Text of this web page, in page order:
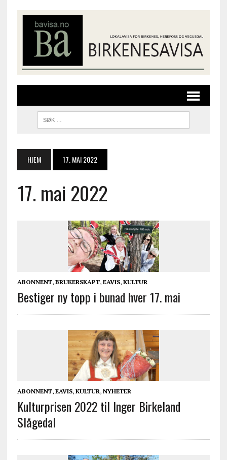
HJEM 17. MAI 2022
17. mai 2022
ABONNENT, BRUKERSKAPT, EAVIS, KULTUR
Bestiger ny topp i bunad hver 17. mai
ABONNENT, EAVIS, KULTUR, NYHETER
Kulturprisen 2022 til Inger Birkeland
Slågedal